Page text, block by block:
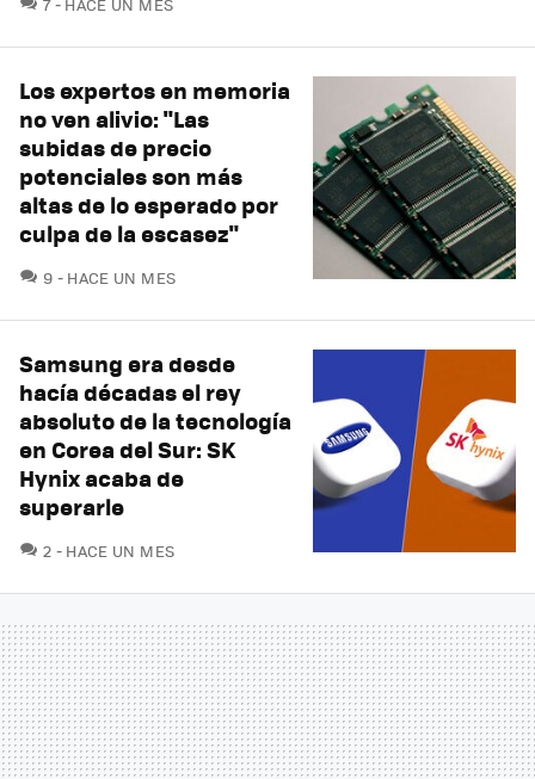
Los expertos en memoria
no ven alivio: "Las
subidas de precio
potenciales son más
altas de lo esperado por
culpa de la escasez"
9 COMENTARIOS
HACE UN MES
Samsung era desde
hacía décadas el rey
absoluto de la tecnología
en Corea del Sur: SK
Hynix acaba de
superarle
2 COMENTARIOS
HACE UN MES